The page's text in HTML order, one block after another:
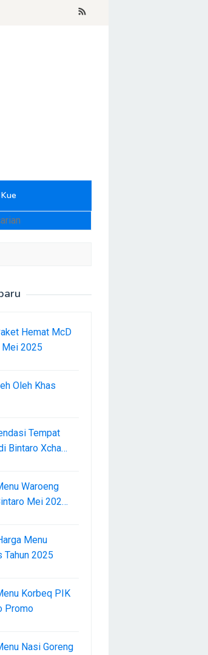
Kue
Hemat McD
Mei 2025
Oleh Khas
Tempat
Bintaro Xcha…
Waroeng
Mei 202…
Menu
Tahun 2025
Korbeq PIK
Promo
Nasi Goreng